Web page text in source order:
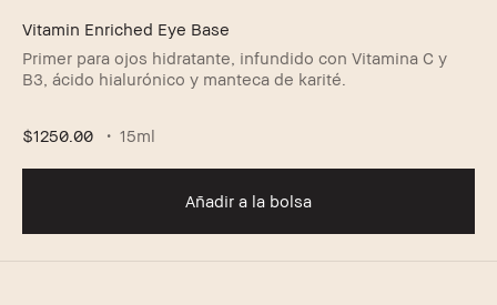
Vitamin Enriched Eye Base
Primer para ojos hidratante, infundido con Vitamina C y
B3, ácido hialurónico y manteca de karité.
$1250.00 15ml
Añadir a la bolsa